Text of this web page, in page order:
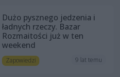
Dużo pysznego jedzenia i
ładnych rzeczy. Bazar
Rozmaitości już w ten
weekend
Zapowiedzi 9 lat temu